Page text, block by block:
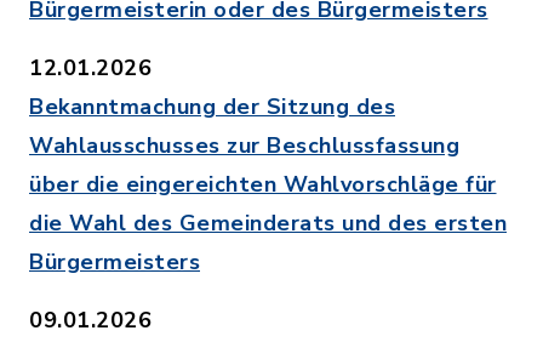
Bürgermeisterin oder des Bürgermeisters
12.01.2026
Bekanntmachung der Sitzung des
Wahlausschusses zur Beschlussfassung
über die eingereichten Wahlvorschläge für
die Wahl des Gemeinderats und des ersten
Bürgermeisters
09.01.2026